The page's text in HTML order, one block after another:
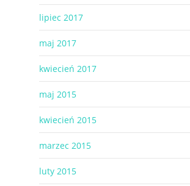
lipiec 2017
maj 2017
kwiecień 2017
maj 2015
kwiecień 2015
marzec 2015
luty 2015